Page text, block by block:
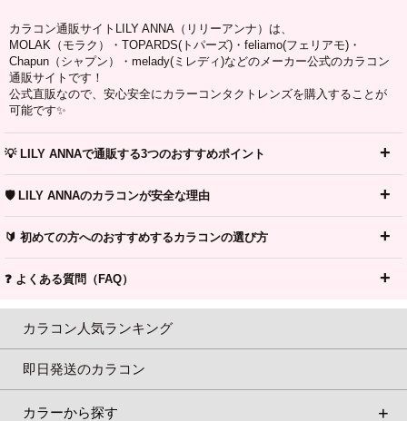
カラコン通販サイトLILY ANNA（リリーアンナ）は、
MOLAK（モラク）・TOPARDS(トパーズ)・feliamo(フェリアモ)・
Chapun（シャプン）・melady(ミレディ)などのメーカー公式のカラコン
通販サイトです！
公式直販なので、安心安全にカラーコンタクトレンズを購入することが
可能です✨
💡 LILY ANNAで通販する3つのおすすめポイント
🛡️ LILY ANNAのカラコンが安全な理由
🔰 初めての方へのおすすめするカラコンの選び方
❓ よくある質問（FAQ）
カラコン人気ランキング
即日発送のカラコン
カラーから探す